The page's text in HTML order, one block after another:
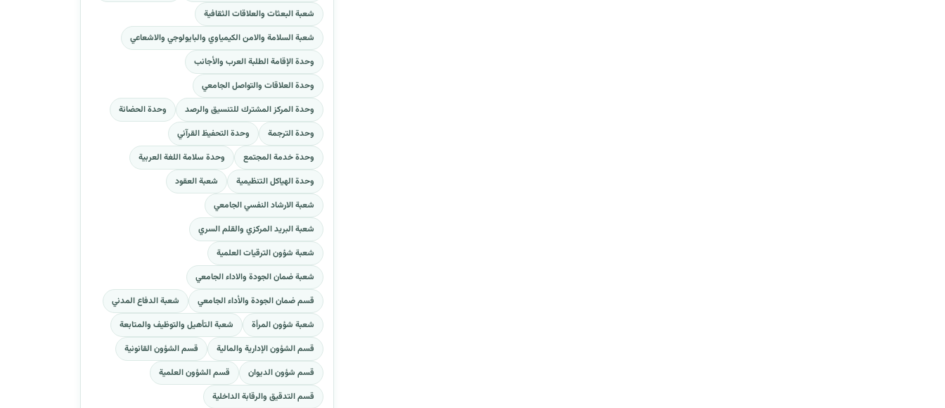
شعبة البعثات والعلاقات الثقافية
شعبة السلامة والامن الكيمياوي والبايولوجي والاشعاعي
وحدة الإقامة الطلبة العرب والأجانب
وحدة العلاقات والتواصل الجامعي
وحدة المركز المشترك للتنسيق والرصد
وحدة الحضانة
وحدة الترجمة
وحدة التحفيظ القرآني
وحدة خدمة المجتمع
وحدة سلامة اللغة العربية
وحدة الهياكل التنظيمية
شعبة العقود
شعبة الارشاد النفسي الجامعي
شعبة البريد المركزي والقلم السري
شعبة شؤون الترقيات العلمية
شعبة ضمان الجودة والاداء الجامعي
قسم ضمان الجودة والأداء الجامعي
شعبة الدفاع المدني
شعبة شؤون المرأة
شعبة التأهيل والتوظيف والمتابعة
قسم الشؤون الإدارية والمالية
قسم الشؤون القانونية
قسم شؤون الديوان
قسم الشؤون العلمية
قسم التدقيق والرقابة الداخلية